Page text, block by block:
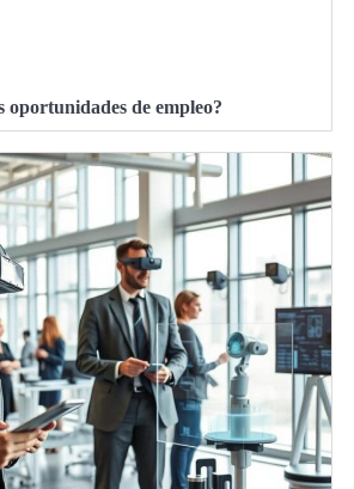
oportunidades de empleo?